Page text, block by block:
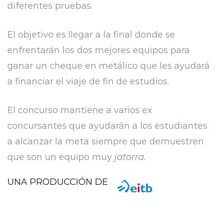
diferentes pruebas.
El objetivo es llegar a la final donde se
enfrentarán los dos mejores equipos para
ganar un cheque en metálico que les ayudará
a financiar el viaje de fin de estudios.
El concurso mantiene a varios ex
concursantes que ayudarán a los estudiantes
a alcanzar la meta siempre que demuestren
que son un equipo muy jatorra.
UNA PRODUCCIÓN DE